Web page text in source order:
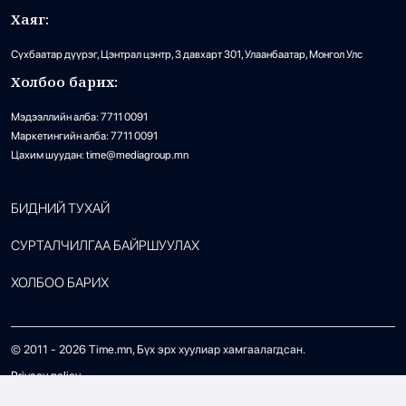
Хаяг:
Сүхбаатар дүүрэг, Цэнтрал цэнтр, 3 давхарт 301, Улаанбаатар, Монгол Улс
Холбоо барих:
Мэдээллийн алба: 7711 0091
Маркетингийн алба: 7711 0091
Цахим шуудан: time@mediagroup.mn
БИДНИЙ ТУХАЙ
СУРТАЛЧИЛГАА БАЙРШУУЛАХ
ХОЛБОО БАРИХ
© 2011 - 2026 Time.mn, Бүх эрх хуулиар хамгаалагдсан.
Privacy policy